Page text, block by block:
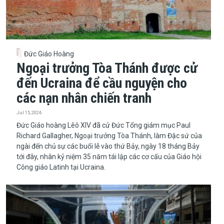
Đức Giáo Hoàng
Ngoại trưởng Tòa Thánh được cử
đến Ucraina để cầu nguyện cho
các nạn nhân chiến tranh
Jul 15, 2026
Đức Giáo hoàng Lêô XIV đã cử Đức Tổng giám mục Paul
Richard Gallagher, Ngoại trưởng Tòa Thánh, làm Đặc sứ của
ngài đến chủ sự các buổi lễ vào thứ Bảy, ngày 18 tháng Bảy
tới đây, nhân kỷ niệm 35 năm tái lập các cơ cấu của Giáo hội
Công giáo Latinh tại Ucraina.